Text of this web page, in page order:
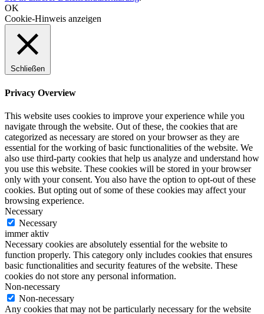
OK
Cookie-Hinweis anzeigen
Schließen
Privacy Overview
This website uses cookies to improve your experience while you
navigate through the website. Out of these, the cookies that are
categorized as necessary are stored on your browser as they are
essential for the working of basic functionalities of the website. We
also use third-party cookies that help us analyze and understand how
you use this website. These cookies will be stored in your browser
only with your consent. You also have the option to opt-out of these
cookies. But opting out of some of these cookies may affect your
browsing experience.
Necessary
Necessary
immer aktiv
Necessary cookies are absolutely essential for the website to
function properly. This category only includes cookies that ensures
basic functionalities and security features of the website. These
cookies do not store any personal information.
Non-necessary
Non-necessary
Any cookies that may not be particularly necessary for the website